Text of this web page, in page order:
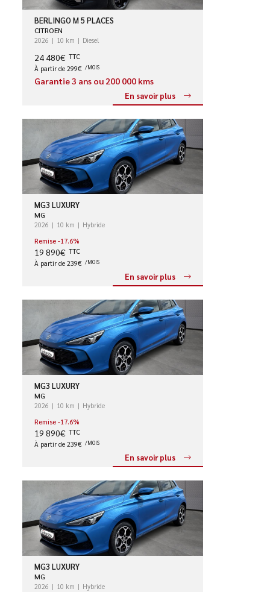
BERLINGO M 5 PLACES
CITROEN
2026 10 km Diesel
24 480€ TTC
À partir de 299€ /MOIS
Garantie 3 ans ou 200 000 kms
En savoir plus
MG3 LUXURY
MG
2026 10 km
Hybride
Remise -17.6%
19 890€ TTC
À partir de 239€ /MOIS
En savoir plus
MG3 LUXURY
MG
2026 10 km
Hybride
Remise -17.6%
19 890€ TTC
À partir de 239€ /MOIS
En savoir plus
MG3 LUXURY
MG
2026 10 km
Hybride